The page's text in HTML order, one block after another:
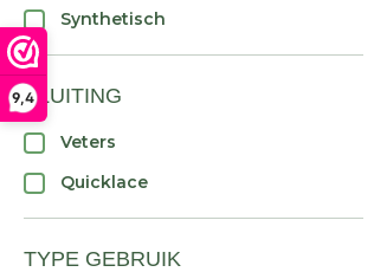
9,4
Synthetisch
SLUITING
Veters
Quicklace
TYPE GEBRUIK